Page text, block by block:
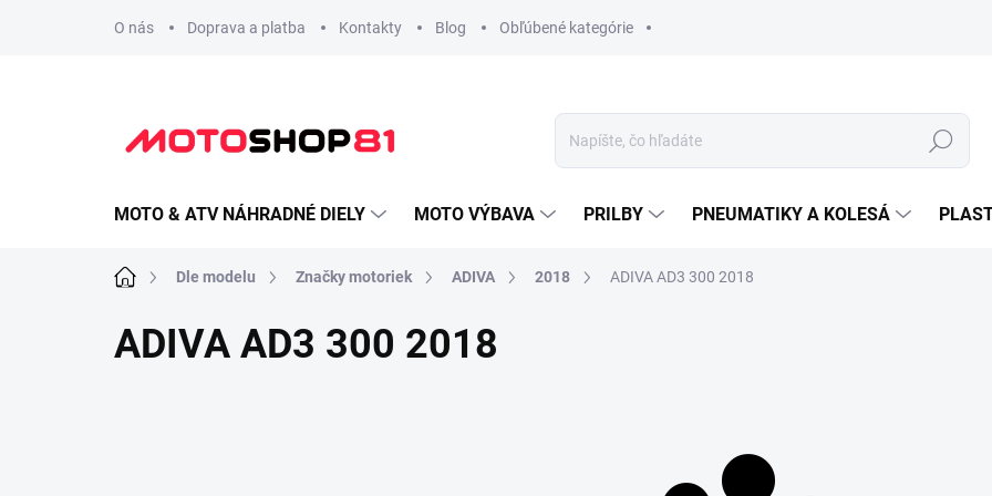
O nás Doprava a platba Kontakty Blog Obľúbené kategórie
Hľadať
MOTO & ATV NÁHRADNÉ DIELY MOTO VÝBAVA PRILBY PNEUMATIKY A KOLESÁ
DomovDle modelu Značky motoriek ADIVA 2018 ADIVA AD3 300 2018
ADIVA AD3 300 2018